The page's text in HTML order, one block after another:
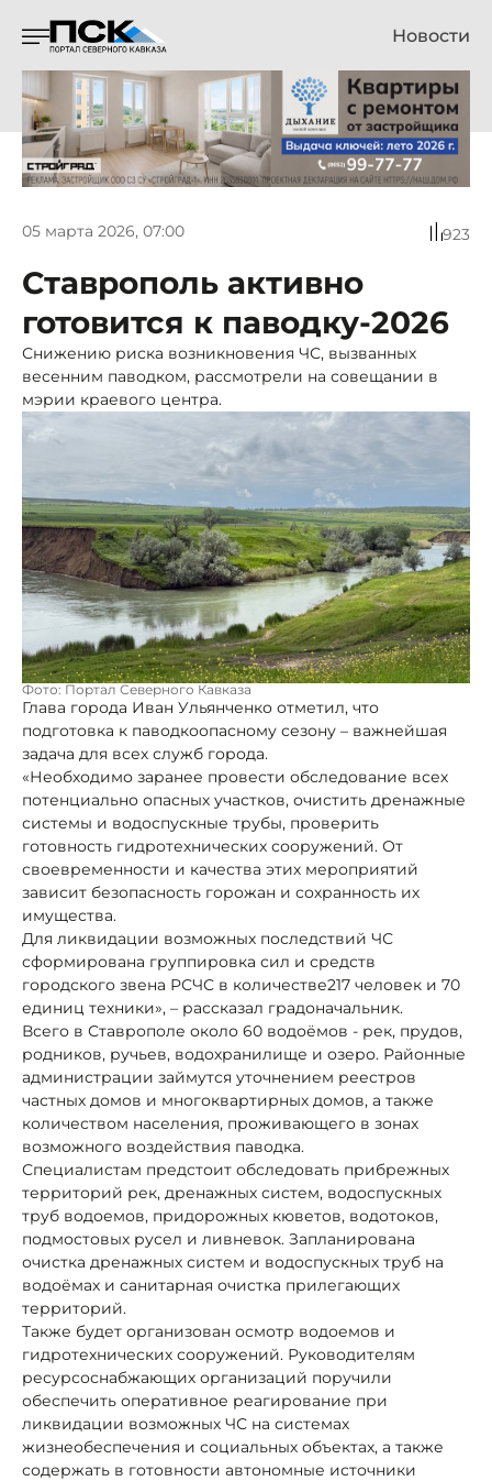
Новости
05 марта 2026, 07:00 923
Ставрополь активно
готовится к паводку-2026
Снижению риска возникновения ЧС, вызванных
весенним паводком, рассмотрели на совещании в
мэрии краевого центра.
Фото: Портал Северного Кавказа
Глава города Иван Ульянченко отметил, что
подготовка к паводкоопасному сезону – важнейшая
задача для всех служб города.
«Необходимо заранее провести обследование всех
потенциально опасных участков, очистить дренажные
системы и водоспускные трубы, проверить
готовность гидротехнических сооружений. От
своевременности и качества этих мероприятий
зависит безопасность горожан и сохранность их
имущества.
Для ликвидации возможных последствий ЧС
сформирована группировка сил и средств
городского звена РСЧС в количестве217 человек и 70
единиц техники», – рассказал градоначальник.
Всего в Ставрополе около 60 водоёмов - рек, прудов,
родников, ручьев, водохранилище и озеро. Районные
администрации займутся уточнением реестров
частных домов и многоквартирных домов, а также
количеством населения, проживающего в зонах
возможного воздействия паводка.
Специалистам предстоит обследовать прибрежных
территорий рек, дренажных систем, водоспускных
труб водоемов, придорожных кюветов, водотоков,
подмостовых русел и ливневок. Запланирована
очистка дренажных систем и водоспускных труб на
водоёмах и санитарная очистка прилегающих
территорий.
Также будет организован осмотр водоемов и
гидротехнических сооружений. Руководителям
ресурсоснабжающих организаций поручили
обеспечить оперативное реагирование при
ликвидации возможных ЧС на системах
жизнеобеспечения и социальных объектах, а также
содержать в готовности автономные источники